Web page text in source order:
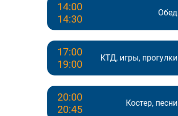
14:00
14:30
КТД, игры, прогулки
17:00
19:00
Костер, песни
20:00
20:45
Обед